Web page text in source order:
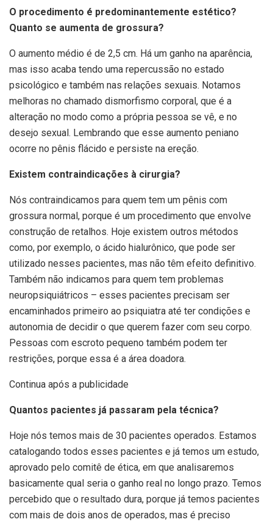
O procedimento é predominantemente estético?
Quanto se aumenta de grossura?
O aumento médio é de 2,5 cm. Há um ganho na aparência,
mas isso acaba tendo uma repercussão no estado
psicológico e também nas relações sexuais. Notamos
melhoras no chamado dismorfismo corporal, que é a
alteração no modo como a própria pessoa se vê, e no
desejo sexual. Lembrando que esse aumento peniano
ocorre no pênis flácido e persiste na ereção.
Existem contraindicações à cirurgia?
Nós contraindicamos para quem tem um pênis com
grossura normal, porque é um procedimento que envolve
construção de retalhos. Hoje existem outros métodos
como, por exemplo, o ácido hialurônico, que pode ser
utilizado nesses pacientes, mas não têm efeito definitivo.
Também não indicamos para quem tem problemas
neuropsiquiátricos – esses pacientes precisam ser
encaminhados primeiro ao psiquiatra até ter condições e
autonomia de decidir o que querem fazer com seu corpo.
Pessoas com escroto pequeno também podem ter
restrições, porque essa é a área doadora.
Continua após a publicidade
Quantos pacientes já passaram pela técnica?
Hoje nós temos mais de 30 pacientes operados. Estamos
catalogando todos esses pacientes e já temos um estudo,
aprovado pelo comitê de ética, em que analisaremos
basicamente qual seria o ganho real no longo prazo. Temos
percebido que o resultado dura, porque já temos pacientes
com mais de dois anos de operados, mas é preciso